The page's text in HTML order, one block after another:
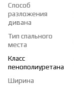
Способ
разложения
дивана
Тип спального
места
Класс
пенополиуретана
Ширина